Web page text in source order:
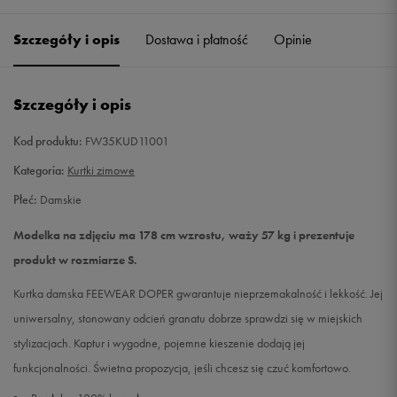
M Powiadom o dostępności
Szczegóły i opis Dostawa i płatność Opinie
Szczegóły i opis
Kod produktu: FW35KUD11001
Kategoria: Kurtki zimowe
Płeć: Damskie
Modelka na zdjęciu ma 178 cm wzrostu, waży 57 kg i prezentuje
produkt w rozmiarze S.
Kurtka damska FEEWEAR DOPER gwarantuje nieprzemakalność i lekkość. Jej
uniwersalny, stonowany odcień granatu dobrze sprawdzi się w miejskich
stylizacjach. Kaptur i wygodne, pojemne kieszenie dodają jej
funkcjonalności. Świetna propozycja, jeśli chcesz się czuć komfortowo.